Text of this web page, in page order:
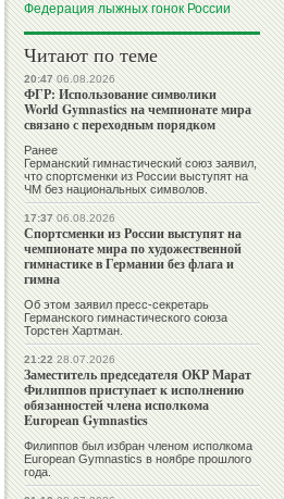
Дмитрий
ГУБЕРНИЕВ
Федерация лыжных гонок России
Читают по теме
20:4706.08.2026
ФГР: Использование символики
World Gymnastics на чемпионате мира
связано с переходным порядком
Ранее
Германский гимнастический союз заявил,
что спортсменки из России выступят на
ЧМ без национальных символов.
17:3706.08.2026
Спортсменки из России выступят на
чемпионате мира по художественной
гимнастике в Германии без флага и
гимна
Об этом заявил пресс-секретарь
Германского гимнастического союза
Торстен Хартман.
21:2228.07.2026
Заместитель председателя ОКР Марат
Филиппов приступает к исполнению
обязанностей члена исполкома
European Gymnastics
Филиппов был избран членом исполкома
European Gymnastics в ноябре прошлого
года.